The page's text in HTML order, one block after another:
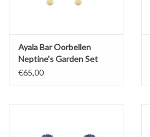
Ayala Bar Oorbellen
Neptine's Garden Set
€65,00